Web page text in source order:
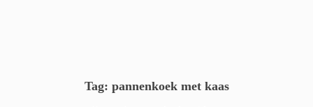
Tag: pannenkoek met kaas